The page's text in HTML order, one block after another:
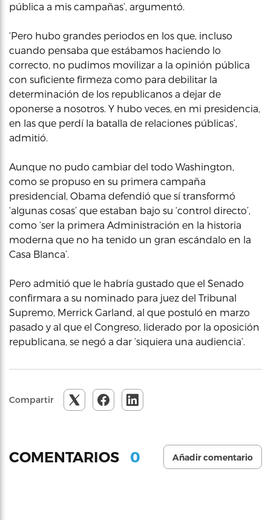
pública a mis campañas’, argumentó.
‘Pero hubo grandes periodos en los que, incluso
cuando pensaba que estábamos haciendo lo
correcto, no pudimos movilizar a la opinión pública
con suficiente firmeza como para debilitar la
determinación de los republicanos a dejar de
oponerse a nosotros. Y hubo veces, en mi presidencia,
en las que perdí la batalla de relaciones públicas’,
admitió.
Aunque no pudo cambiar del todo Washington,
como se propuso en su primera campaña
presidencial, Obama defendió que sí transformó
‘algunas cosas’ que estaban bajo su ‘control directo’,
como ‘ser la primera Administración en la historia
moderna que no ha tenido un gran escándalo en la
Casa Blanca’.
Pero admitió que le habría gustado que el Senado
confirmara a su nominado para juez del Tribunal
Supremo, Merrick Garland, al que postuló en marzo
pasado y al que el Congreso, liderado por la oposición
republicana, se negó a dar ‘siquiera una audiencia’.
Compartir
COMENTARIOS 0 Añadir comentario